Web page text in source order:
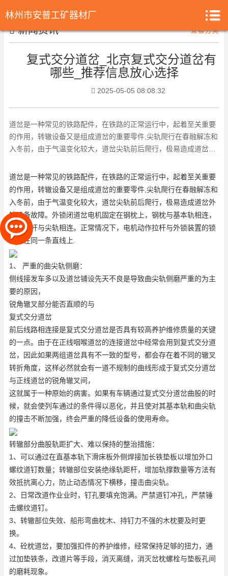
林州市安普工矿器材厂
新闻资讯 查看分类
复式交分道岔_北京复式交分道岔有
哪些_推荐信息放心选择
2025-05-05 08:08:32
道岔是一种常见的铁路配件，在铁路的正常运行中，起着至关重要
的作用，转辙设备又是组成道岔的重要零件,尖轨爬行在春融解冻和
入冬前，由于气温变化较大，道岔尖轨前后爬行，极易造成道岔外
道岔是一种常见的铁路配件，在铁路的正常运行中，起着至关重要
的作用，转辙设备又是组成道岔的重要零件,尖轨爬行在春融解冻和
入冬前，由于气温变化较大，道岔尖轨前后爬行，极易造成道岔外
锁设备故障。外锁闭道岔电机固定在钢枕上，钢枕与基本轨相连，
而锁闭杆与尖轨相连。正常情况下，电机动作拉杆与外锁装置的锁
闭杆在同一条直线上.
1、 严重的曲尖轨侧磨：
侧线接发车多以及道岔铺设先天不良是导致曲尖轨侧磨严重的为主
要的原因，
锐角辙叉部分能否直顺的与
复式交分道岔
前后线路相连接是复式交分道岔是否具有较高养护维修质量的关键
的一点。由于在正线咽喉道岔的连接道岔中经常会用到复式交分道
岔，因此如果两组道岔具有不一致的型号，都会存在着不同的辙叉
转折角度，这样必然就会有一道不规制的曲线形成于复式交分道岔
与正线道岔的锐角辙叉间，
这就属于一种原始的病害。如果有车辆通过复式交分道岔曲股的时
候，就会使列车通过的条件得以恶化，并且使对其基本轨和曲尖轨
的撞击不断加强，终会严重的降低设备的使用寿命。
转辙部分曲股轨距扩大、难以保持的整治措施：
1、可以通过在直基本轨下滑床板外侧焊接加长铁垫板以增加外口
螺纹道钉数量；转辙部位安装绝缘轨距杆，增加轨撑数量等方法有
效抵抗离心力，防止动态情况下横移，撞击曲尖轨。
2、日常改道作业业时，钉孔要填充饱满。严禁道钉冲孔，严禁锤
击螺纹道钉。
3、转辙部位失效、船形弯曲枕木、持钉力不强的木枕要及时更
换。
4、砼枕道岔，要加强扣件的养护维修，经常保持足够的扭力，通
过加垫铁条，改道片等手段，消灭离缝，消灭岔枕螺栓与垫板孔间
的磨耗现象。